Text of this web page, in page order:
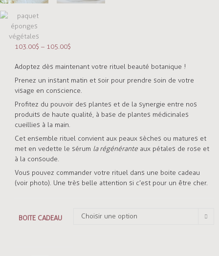
103.00$ – 105.00$
Adoptez dès maintenant votre rituel beauté botanique !
Prenez un instant matin et soir pour prendre soin de votre
visage en conscience.
Profitez du pouvoir des plantes et de la synergie entre nos
produits de haute qualité, à base de plantes médicinales
cueillies à la main.
Cet ensemble rituel convient aux peaux sèches ou matures et
met en vedette le sérum la régénérante aux pétales de rose et
à la consoude.
Vous pouvez commander votre rituel dans une boite cadeau
(voir photo). Une très belle attention si c’est pour un être cher.
BOITE CADEAU Choisir une option